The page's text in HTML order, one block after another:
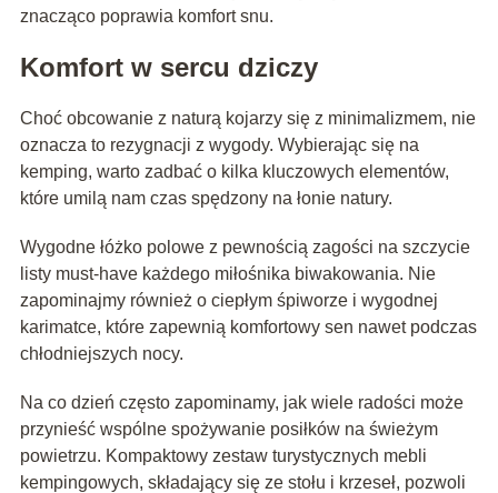
znacząco poprawia komfort snu.
Komfort w sercu dziczy
Choć obcowanie z naturą kojarzy się z minimalizmem, nie
oznacza to rezygnacji z wygody. Wybierając się na
kemping, warto zadbać o kilka kluczowych elementów,
które umilą nam czas spędzony na łonie natury.
Wygodne łóżko polowe z pewnością zagości na szczycie
listy must-have każdego miłośnika biwakowania. Nie
zapominajmy również o ciepłym śpiworze i wygodnej
karimatce, które zapewnią komfortowy sen nawet podczas
chłodniejszych nocy.
Na co dzień często zapominamy, jak wiele radości może
przynieść wspólne spożywanie posiłków na świeżym
powietrzu. Kompaktowy zestaw turystycznych mebli
kempingowych, składający się ze stołu i krzeseł, pozwoli